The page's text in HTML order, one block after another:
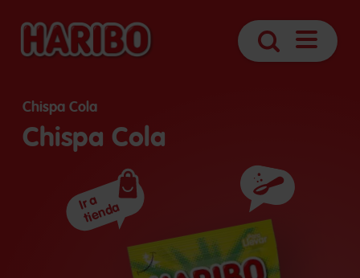
BúsquedaAbrir
Chispa Cola
Chispa Cola
Ingredientes
Ir a
tienda